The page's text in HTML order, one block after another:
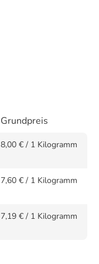
Grundpreis
8,00 € / 1 Kilogramm
7,60 € / 1 Kilogramm
7,19 € / 1 Kilogramm